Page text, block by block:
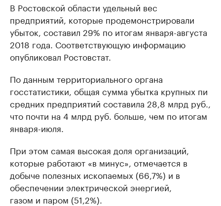
В Ростовской области удельный вес
предприятий, которые продемонстрировали
убыток, составил 29% по итогам января-августа
2018 года. Соответствующую информацию
опубликовал Ростовстат.
По данным территориального органа
госстатистики, общая сумма убытка крупных пи
средних предприятий составила 28,8 млрд руб.,
что почти на 4 млрд руб. больше, чем по итогам
января-июля.
При этом самая высокая доля организаций,
которые работают «в минус», отмечается в
добыче полезных ископаемых (66,7%) и в
обеспечении электрической энергией,
газом и паром (51,2%).